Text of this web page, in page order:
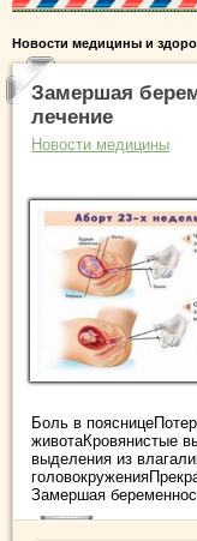
Новости медицины и
Замершая
лечение
Новости медицины
Боль в
животаКровянистые
выделения из
Замершая